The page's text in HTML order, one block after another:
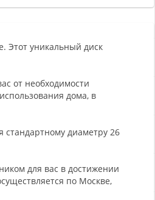
Этот уникальный диск
от необходимости
дома, в
стандартному диаметру 26
для вас в достижении
по Москве,